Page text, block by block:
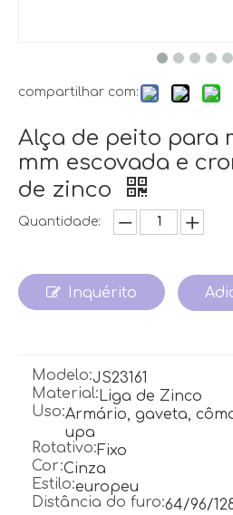
compartilhar com:
Alça de peito para
mm escovada e
de zinco
Quantidade:
Inquérito
Modelo:JS23161
Material: Liga de Zinco
Uso:Armário, gaveta,
upa
Rotativo:Fixo
Cor:Cinza
Estilo:europeu
Distância do furo:64/96/